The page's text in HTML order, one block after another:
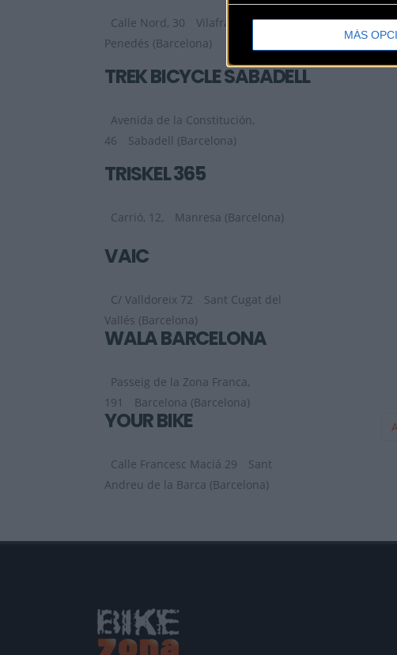
MÁS
Calle Nord, 30
Vilafranca del
Penedés (Barcelona)
TREK BICYCLE SABADELL
Avenida de la Constitución,
46
Sabadell (Barcelona)
TRISKEL 365
Carrió, 12, Manresa (Barcelona)
VAIC
C/ Valldoreix 72
Sant Cugat del
Vallés (Barcelona)
WALA BARCELONA
Passeig de la Zona Franca,
191
Barcelona (Barcelona)
YOUR BIKE
Calle Francesc Maciá 29
Sant
Andreu de la Barca (Barcelona)